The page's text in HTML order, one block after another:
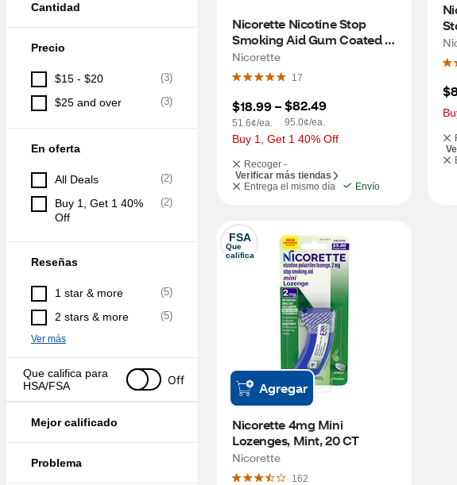
Cantidad
Precio
$15 - $20 (3)
$25 and over (3)
En oferta
All Deals (2)
Buy 1, Get 1 40%
Off
(2)
Reseñas
1 star & more (5)
2 stars & more (5)
Ver más
Que califica para
HSA/FSA
Off
Mejor calificado
Problema
Nicorette Nicotine Stop
Smoking Aid Gum Coated
Flavored, 4 mg Spearmint
Burst 160 CT
Nicorette
17
$18.99 –
51.6¢/ea.
$82.49
95.0¢/ea.
Buy 1, Get 1 40% Off
Recoger -
Verificar más tiendas
Entrega el mismo día
Envío
FSA
Que
califica
Agregar
Nicorette 4mg Mini
Lozenges, Mint, 20 CT
Nicorette
162